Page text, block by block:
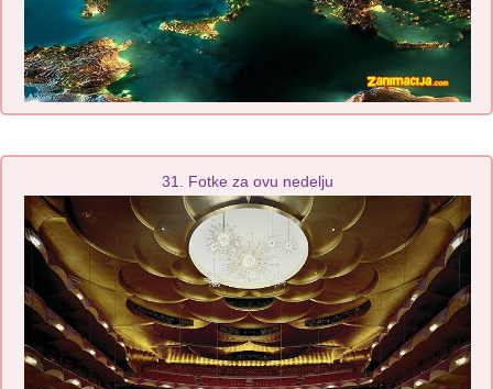
31. Fotke za ovu nedelju